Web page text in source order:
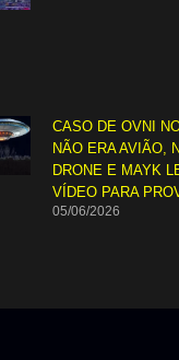
CASO DE OVNI
NÃO ERA AVIÃO,
DRONE E MAYK
VÍDEO PARA
05/06/2026